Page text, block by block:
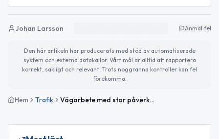
Johan Larsson Anmäl fel
Den här artikeln har producerats med stöd av automatiserade
system och externa datakällor. Vårt mål är alltid att rapportera
korrekt, sakligt och relevant. Trots noggranna kontroller kan fel
förekomma.
Hem Trafik Vägarbete med stor påverkan på väg 569 vid Skeppshult